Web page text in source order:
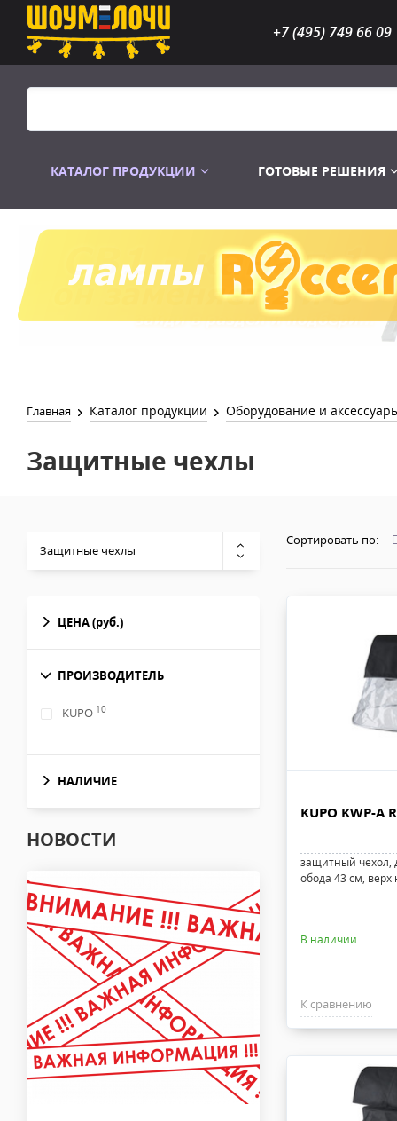
+7 (495) 749 66 09
КАТАЛОГ ПРОДУКЦИИ
Распродажа Лампы
ГОТОВЫЕ РЕШЕНИЯ
Главная Каталог продукции Оборудование и
Защитные чехлы
Защитные чехлы
ЦЕНА(руб.)
ПРОИЗВОДИТЕЛЬ
KUPO 10
НАЛИЧИЕ
НОВОСТИ
Сортировать по:
KUPO KWP-A
защитный чехол,
обода 43 см,
В наличии
К сравнению